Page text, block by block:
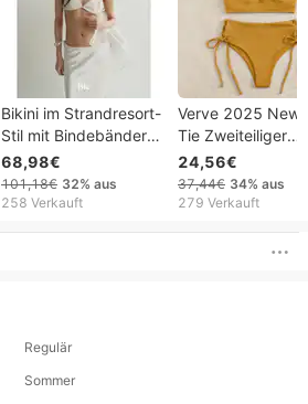
Bikini im Strandresort-
Stil mit Bindebändern
+ kleinem Höschen,
sexy und verführerisch
zweiteiliges
68,98€
101,18€ 32% aus
258 Verkauft
Verve 2025 New
Tie Zweiteiliger
Badeanzug für
High-End Sexy
24,56€
37,44€ 34% aus
279 Verkauft
Regulär
Sommer